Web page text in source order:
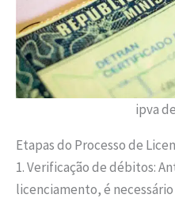
ipva
Etapas do Processo de
1. Verificação de débitos:
licenciamento, é